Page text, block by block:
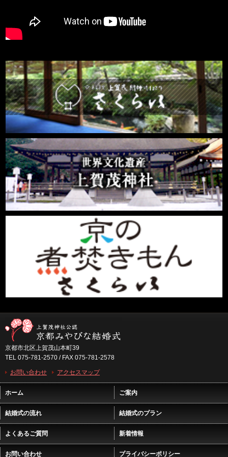
京都市北区上賀茂山本町39
TEL 075-781-2570 / FAX 075-781-2578
お問い合わせ アクセスマップ
ホーム ご案内
結婚式の流れ 結婚式のプラン
よくあるご質問 新着情報
お問い合わせ プライバシーポリシー